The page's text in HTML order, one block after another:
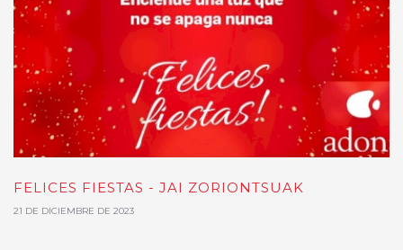
FELICES FIESTAS - JAI ZORIONTSUAK
21 DE DICIEMBRE DE 2023